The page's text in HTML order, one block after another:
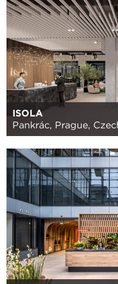
ISOLA
Pankrác, Prague,